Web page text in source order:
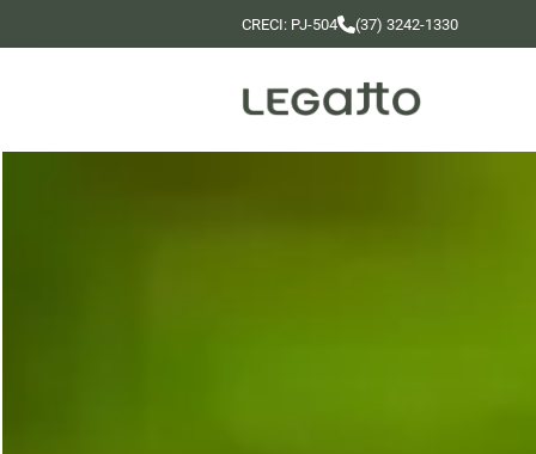
CRECI: PJ-504 (37) 3242-1330